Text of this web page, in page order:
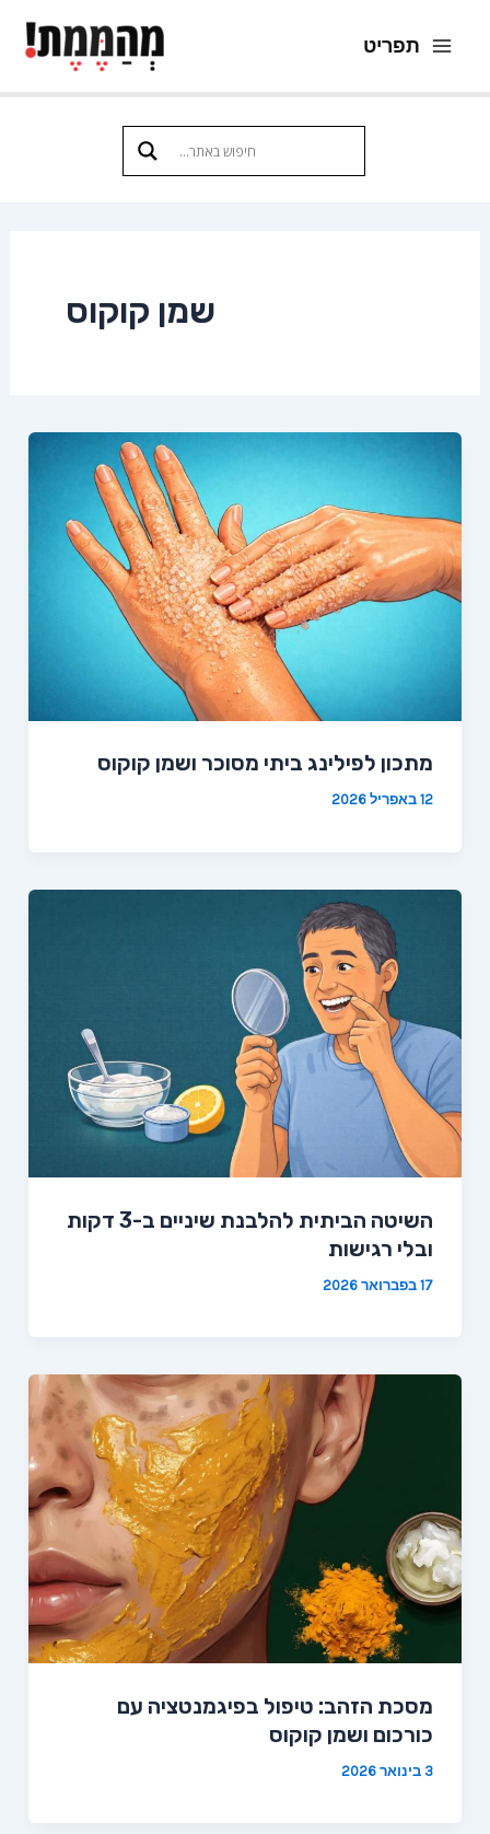
לתוכן
תפריט
שמן קוקוס
מתכון לפילינג ביתי מסוכר ושמן קוקוס
12 באפריל 2026
השיטה הביתית להלבנת שיניים ב-3 דקות
ובלי רגישות
17 בפברואר 2026
מסכת הזהב: טיפול בפיגמנטציה עם
כורכום ושמן קוקוס
3 בינואר 2026